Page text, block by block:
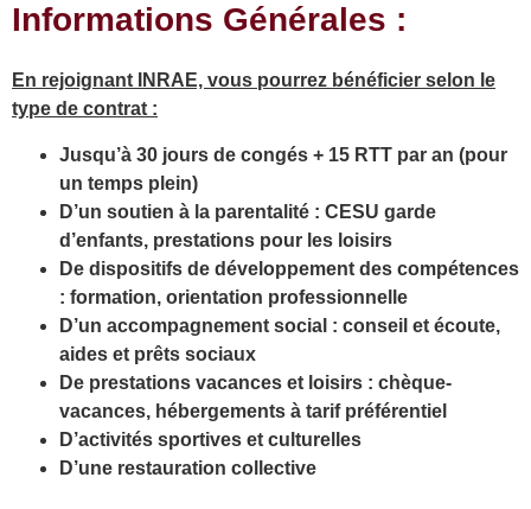
Informations Générales :
En rejoignant INRAE, vous pourrez bénéficier selon le
type de contrat :
Jusqu’à 30 jours de congés + 15 RTT par an (pour
un temps plein)
D’un soutien à la parentalité : CESU garde
d’enfants, prestations pour les loisirs
De dispositifs de développement des compétences
: formation, orientation professionnelle
D’un accompagnement social : conseil et écoute,
aides et prêts sociaux
De prestations vacances et loisirs : chèque-
vacances, hébergements à tarif préférentiel
D’activités sportives et culturelles
D’une restauration collective